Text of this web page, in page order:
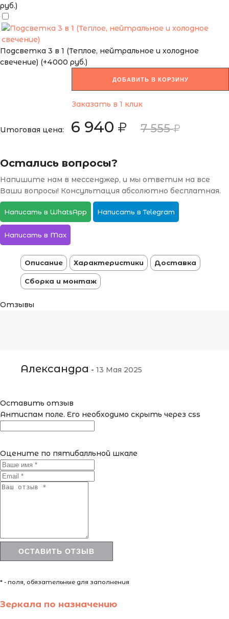
руб.)
Подсветка 3 в 1 (Теплое, нейтральное и холодное
свечение) (+4000 руб.)
ДОБАВИТЬ В КОРЗИНУ
Заказать в 1 клик
Итоговая цена: 6 940 7 555
Остались вопросы?
Напишите нам в мессенджер, и мы ответим на все
Ваши вопросы! Консультация абсолютно бесплатная.
Написать в WhatsApp Написать в Telegram
Написать в Max
Описание Характеристики Доставка
Сборка и монтаж
Отзывы
Александра - 13 Мая 2025
Оставить отзыв
Антиспам поле. Его необходимо скрыть через css
Оцените по пятибалльной шкале
* - поля, обязательные для заполнения
Зеркала по назначению